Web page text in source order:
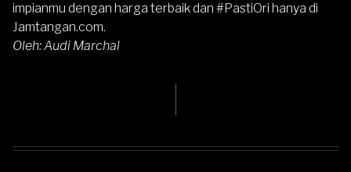
impianmu dengan harga terbaik dan #PastiOri hanya di
Jamtangan.com.
Oleh: Audi Marchal